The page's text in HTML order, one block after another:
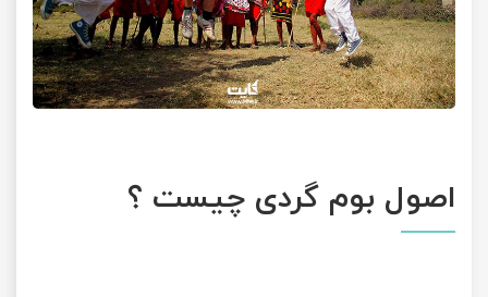
اصول بوم گردی چیست ؟